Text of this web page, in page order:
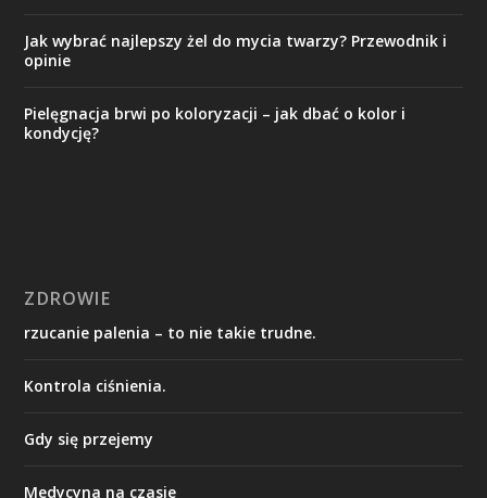
Jak wybrać najlepszy żel do mycia twarzy? Przewodnik i
opinie
Pielęgnacja brwi po koloryzacji – jak dbać o kolor i
kondycję?
ZDROWIE
rzucanie palenia – to nie takie trudne.
Kontrola ciśnienia.
Gdy się przejemy
Medycyna na czasie